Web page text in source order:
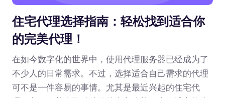
住宅代理选择指南：轻松找到适合你
的完美代理！
在如今数字化的世界中，使用代理服务器已经成为了
不少人的日常需求。不过，选择适合自己需求的代理
可不是一件容易的事情。尤其是最近兴起的住宅代